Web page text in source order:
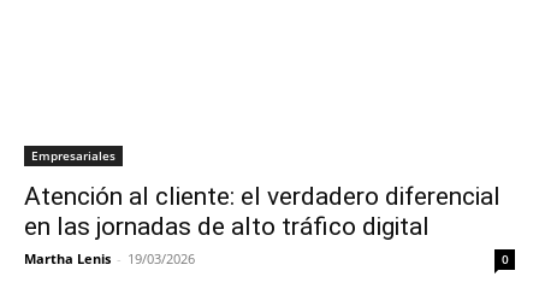
Empresariales
Atención al cliente: el verdadero diferencial
en las jornadas de alto tráfico digital
Martha Lenis - 19/03/2026 0